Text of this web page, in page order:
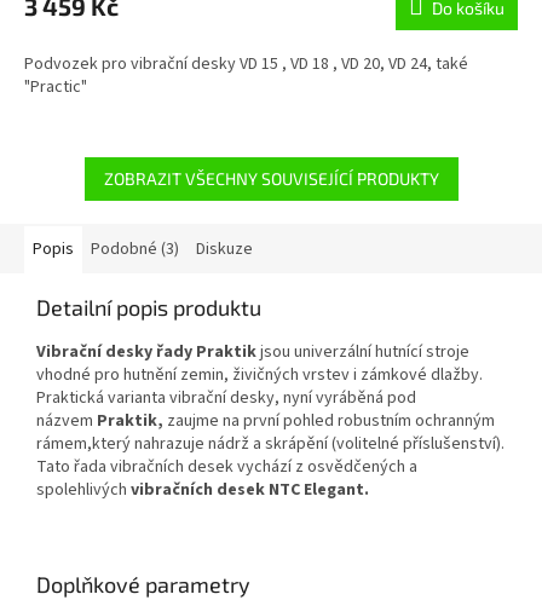
3 459 Kč Do košíku
Podvozek pro vibrační desky VD 15 , VD 18 , VD 20, VD 24, také
"Practic"
ZOBRAZIT VŠECHNY SOUVISEJÍCÍ PRODUKTY
Popis Podobné (3) Diskuze
Detailní popis produktu
Vibrační desky řady Praktikjsou univerzální hutnící stroje
vhodné pro hutnění zemin, živičných vrstev i zámkové dlažby.
Praktická varianta vibrační desky, nyní vyráběná pod
názvem Praktik, zaujme na první pohled robustním ochranným
rámem,který nahrazuje nádrž a skrápění (volitelné příslušenství).
Tato řada vibračních desek vychází z osvědčených a
spolehlivých vibračních desek NTC Elegant.
Doplňkové parametry